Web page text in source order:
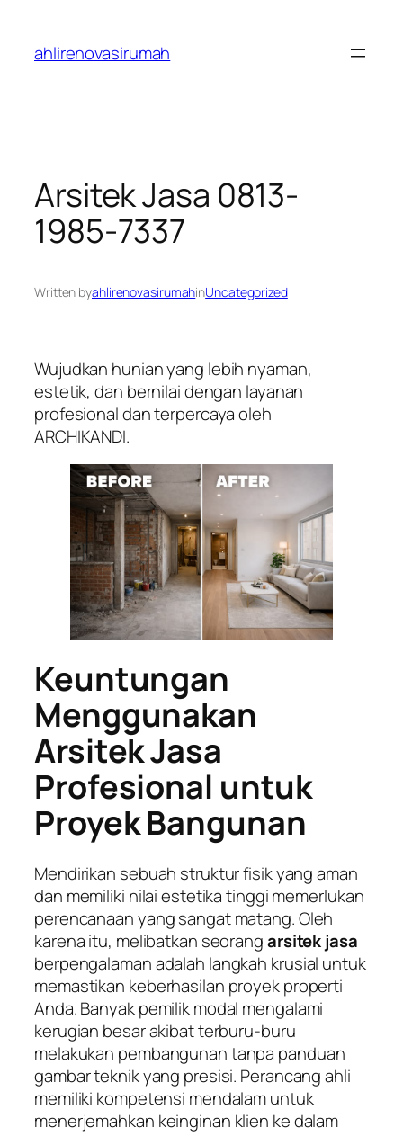
content
ahlirenovasirumah
Arsitek Jasa 0813-
1985-7337
Written byahlirenovasirumahinUncategorized
Wujudkan hunian yang lebih nyaman,
estetik, dan bernilai dengan layanan
profesional dan terpercaya oleh
ARCHIKANDI.
Keuntungan
Menggunakan
Arsitek Jasa
Profesional untuk
Proyek Bangunan
Mendirikan sebuah struktur fisik yang aman
dan memiliki nilai estetika tinggi memerlukan
perencanaan yang sangat matang. Oleh
karena itu, melibatkan seorangarsitek jasa
berpengalaman adalah langkah krusial untuk
memastikan keberhasilan proyek properti
Anda. Banyak pemilik modal mengalami
kerugian besar akibat terburu-buru
melakukan pembangunan tanpa panduan
gambar teknik yang presisi. Perancang ahli
memiliki kompetensi mendalam untuk
menerjemahkan keinginan klien ke dalam